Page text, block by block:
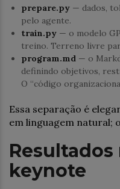
prepare.py — dados,
pelo agente.
train.py — o modelo
treino. Terreno livre
program.md — o
definindo objetivos,
O “código
Essa separação é
em linguagem natural;
Resultados
keynote